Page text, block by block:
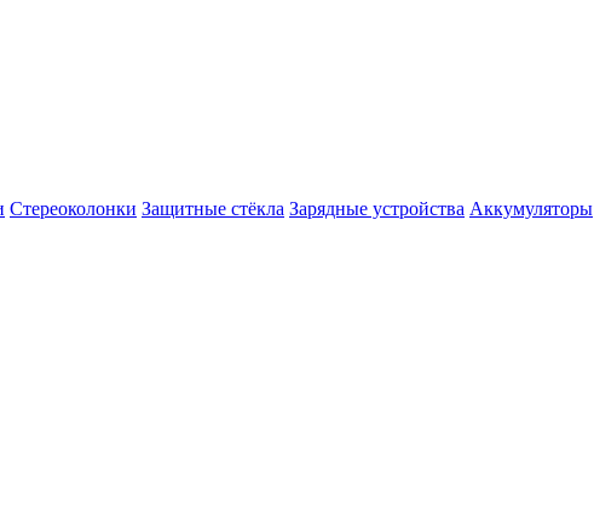
Стереоколонки Защитные стёкла Зарядные устройства Аккумуляторы